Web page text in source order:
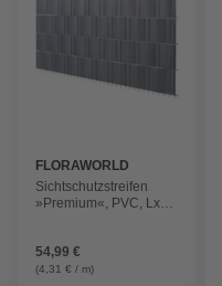
FLORAWORLD
Sichtschutzstreifen
»Premium«, PVC, LxH:
54,99 €
(4,31 € / m)